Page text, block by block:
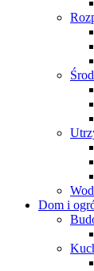
Dom i